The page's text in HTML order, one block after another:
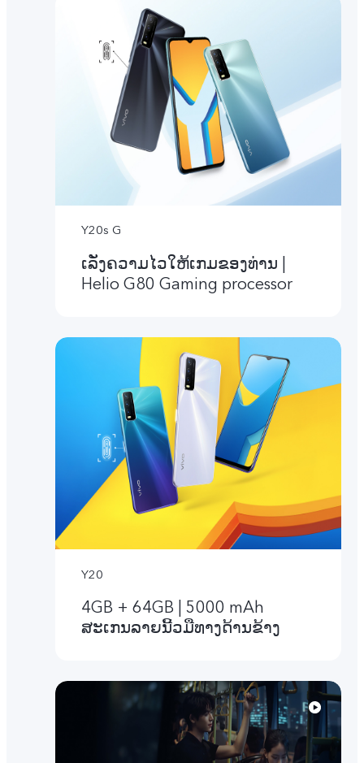
Y20s G
ເລັ່ງຄວາມໄວໃຫ້ເກມຂອງທ່ານ |
Helio G80 Gaming processor
Y20
4GB + 64GB | 5000 mAh
ສະເກນລາຍນີ້ວມືທາງດ້ານຂ້າງ